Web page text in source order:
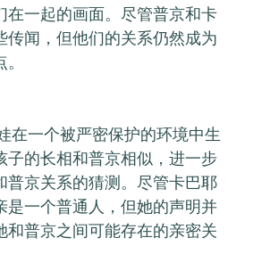
在一起的画面。尽管普京和卡
传闻，但他们的关系仍然成为
在一个被严密保护的环境中生
子的长相和普京相似，进一步
普京关系的猜测。尽管卡巴耶
是一个普通人，但她的声明并
和普京之间可能存在的亲密关